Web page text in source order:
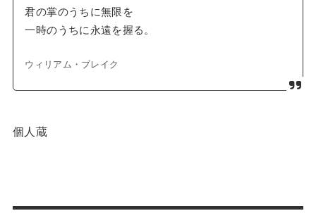
君の掌のうちに無限を
一時のうちに永遠を握る。
ウィリアム・ブレイク
個人蔵